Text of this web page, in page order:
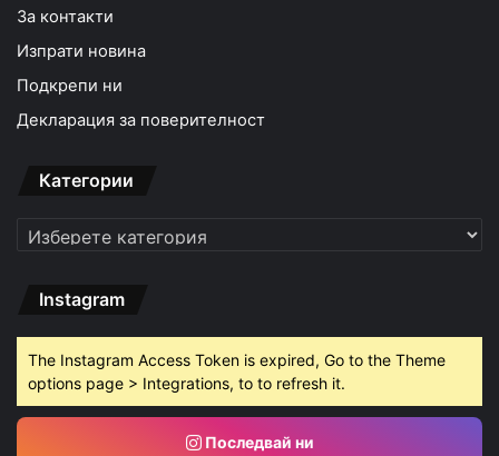
За контакти
Изпрати новина
Подкрепи ни
Декларация за поверителност
Категории
Категории
Instagram
The Instagram Access Token is expired, Go to the Theme
options page > Integrations, to to refresh it.
Последвай ни